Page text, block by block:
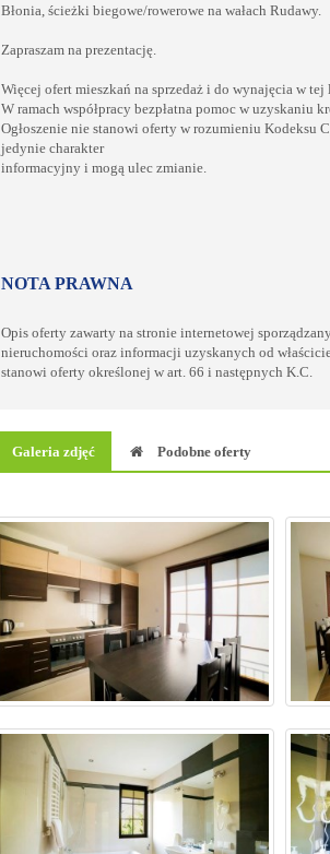
Błonia, ścieżki biegowe/rowerowe na wałach Rudawy.
Zapraszam na prezentację.
Więcej ofert mieszkań na sprzedaż i do wynajęcia w
W ramach współpracy bezpłatna pomoc w uzyskaniu
Ogłoszenie nie stanowi oferty w rozumieniu Kodeksu
jedynie charakter
informacyjny i mogą ulec zmianie.
NOTA PRAWNA
Opis oferty zawarty na stronie internetowej
nieruchomości oraz informacji uzyskanych od
stanowi oferty określonej w art. 66 i następnych K.C.
Galeria zdjęć Podobne oferty